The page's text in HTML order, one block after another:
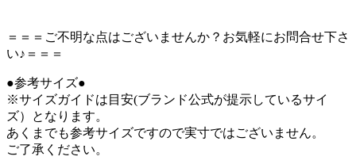
＝＝＝ご不明な点はございませんか？お気軽にお問合せ下さ
い♪＝＝＝
●参考サイズ●
※サイズガイドは目安(ブランド公式が提示しているサイ
ズ）となります。
あくまでも参考サイズですので実寸ではございません。
ご了承ください。